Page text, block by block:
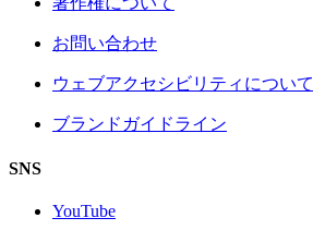
お問い合わせ
ウェブアクセシビリティについて
ブランドガイドライン
SNS
YouTube